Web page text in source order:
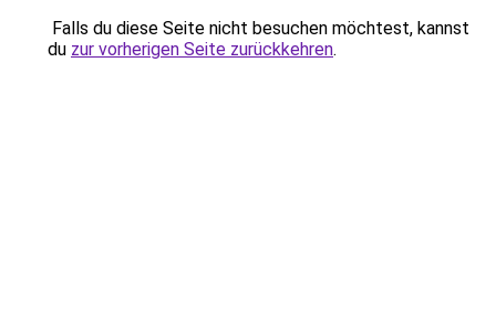
Falls du diese Seite nicht besuchen möchtest, kannst
du zur vorherigen Seite zurückkehren.